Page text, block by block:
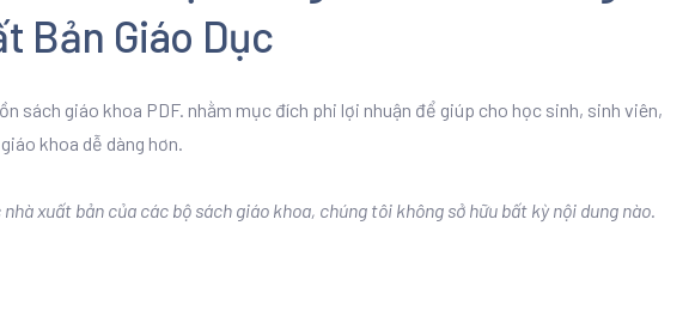
Bản Giáo Dục
sách giáo khoa PDF. nhằm mục đích phi lợi nhuận để giúp cho học sinh, sinh viên,
khoa dễ dàng hơn.
xuất bản của các bộ sách giáo khoa, chúng tôi không sở hữu bất kỳ nội dung nào.